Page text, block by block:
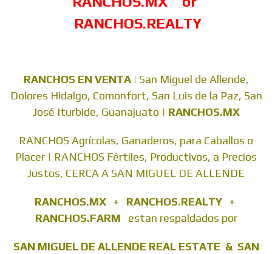
RANCHOS.REALTY
RANCHOS EN VENTA | San Miguel de Allende,
Dolores Hidalgo, Comonfort, San Luis de la Paz, San
José Iturbide, Guanajuato | RANCHOS.MX
RANCHOS Agrícolas, Ganaderos, para Caballos o
Placer | RANCHOS Fértiles, Productivos, a Precios
Justos, CERCA A SAN MIGUEL DE ALLENDE
RANCHOS.MX + RANCHOS.REALTY +
RANCHOS.FARM estan respaldados por
SAN MIGUEL DE ALLENDE REAL ESTATE & SAN